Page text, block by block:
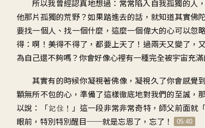
所以我曾經認真地想過 ： 常常陷入自我孤獨的人 ，
他那片孤獨的荒野？如果踏進去的話 ， 就知道其實佛
要找一個人 、找一個什麼 ， 這麼一個偉大的心可以忽
得：啊！美得不得了 ，都要上天了！過兩天又變了 ，
為自己還不夠嗎？你會好像心裡有一種完全被宇宙充
其實有的時候你凝視著佛像，凝視久了你會感覺
顆無所不包的心 ， 準備了這樣徹底地對我們的至誠 ，
以說：「記住 ！ 」 這一段非常非常奇特， 師父前面就
眼前 ， 特別特別醒目──就是忘恩了，忘了 ！ 05:40